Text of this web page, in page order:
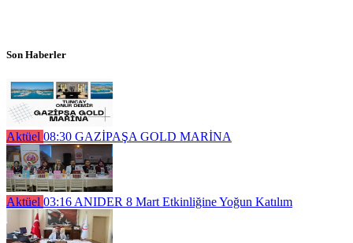
Son Haberler
Aktüel 08:30 GAZİPAŞA GOLD MARİNA
Aktüel 03:16 ANIDER 8 Mart Etkinliğine Yoğun Katılım